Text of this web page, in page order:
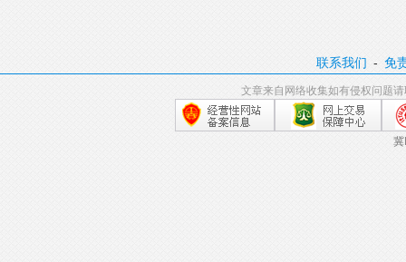
联系我们 -免
文章来自网络收集如有侵权问题